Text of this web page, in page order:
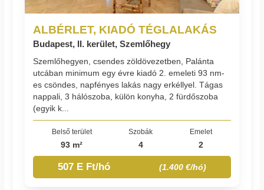
ALBÉRLET, KIADÓ TÉGLALAKÁS
Budapest, II. kerület, Szemlőhegy
Szemlőhegyen, csendes zöldövezetben, Palánta
utcában minimum egy évre kiadó 2. emeleti 93 nm-
es csöndes, napfényes lakás nagy erkéllyel. Tágas
nappali, 3 hálószoba, külön konyha, 2 fürdőszoba
(egyik k...
Belső terület
93 m²
Szobák
4
Emelet
2
507 E Ft/hó (1.400 €/hó)